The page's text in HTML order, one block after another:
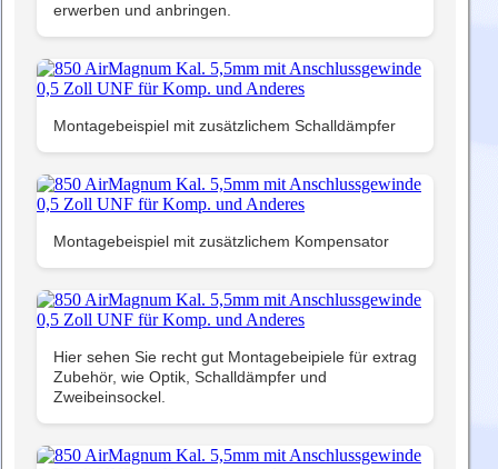
erwerben und anbringen.
Montagebeispiel mit zusätzlichem Schalldämpfer
Montagebeispiel mit zusätzlichem Kompensator
Hier sehen Sie recht gut Montagebeipiele für extrag
Zubehör, wie Optik, Schalldämpfer und
Zweibeinsockel.